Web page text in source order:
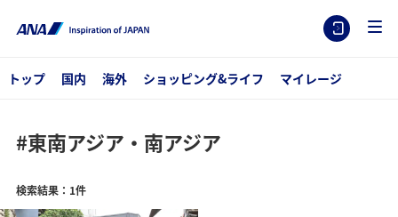
トップ 国内 海外 ショッピング&ライフ マイレージ
#東南アジア・南アジア
検索結果：1件